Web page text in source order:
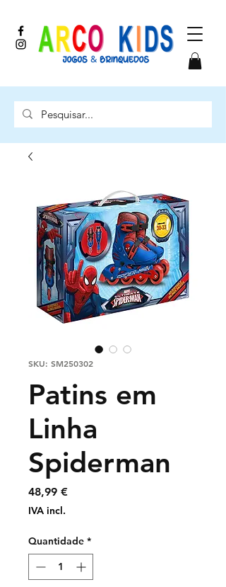
SKU: SM250302
Patins em
Linha
Spiderman
48,99 €Preço
IVA incl.
Quantidade *